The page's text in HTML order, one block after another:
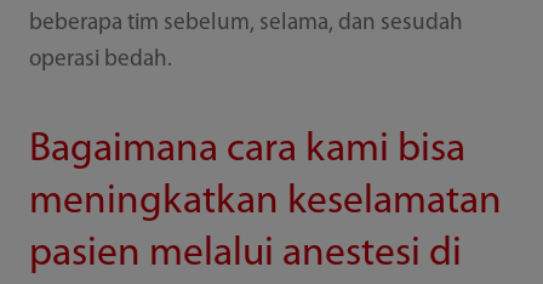
beberapa tim sebelum, selama, dan sesudah
operasi bedah.
Bagaimana cara kami bisa
meningkatkan keselamatan
pasien melalui anestesi di